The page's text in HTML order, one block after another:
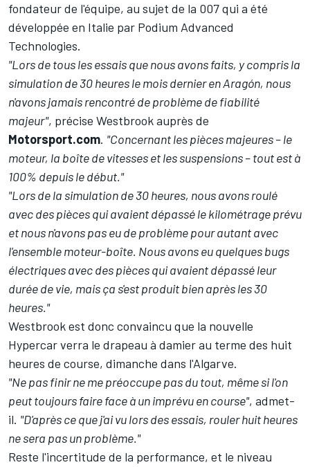
fondateur de l'équipe, au sujet de la 007 qui a été
développée en Italie par Podium Advanced
Technologies.
"Lors de tous les essais que nous avons faits, y compris la
simulation de 30 heures le mois dernier en Aragón, nous
n'avons jamais rencontré de problème de fiabilité
majeur", précise Westbrook auprès de
Motorsport.com. "Concernant les pièces majeures – le
moteur, la boîte de vitesses et les suspensions – tout est à
100% depuis le début."
"Lors de la simulation de 30 heures, nous avons roulé
avec des pièces qui avaient dépassé le kilométrage prévu
et nous n'avons pas eu de problème pour autant avec
l'ensemble moteur-boîte. Nous avons eu quelques bugs
électriques avec des pièces qui avaient dépassé leur
durée de vie, mais ça s'est produit bien après les 30
heures."
Westbrook est donc convaincu que la nouvelle
Hypercar verra le drapeau à damier au terme des huit
heures de course, dimanche dans l'Algarve.
"Ne pas finir ne me préoccupe pas du tout, même si l'on
peut toujours faire face à un imprévu en course", admet-
il. "D'après ce que j'ai vu lors des essais, rouler huit heures
ne sera pas un problème."
Reste l'incertitude de la performance, et le niveau